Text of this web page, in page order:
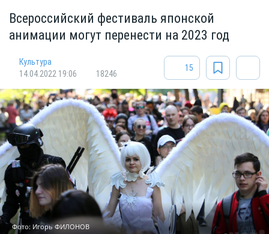
Всероссийский фестиваль японской
анимации могут перенести на 2023 год
Культура
14.04.2022 19:06
18246
15
Фото: Игорь ФИЛОНОВ